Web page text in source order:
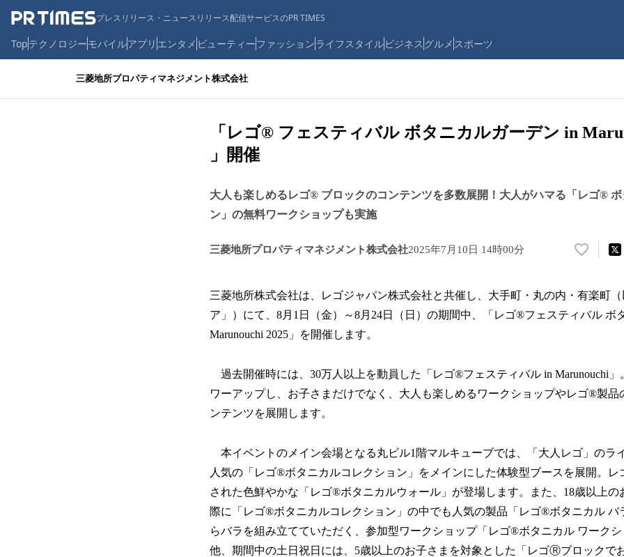
プレスリリース・ニュースリリース配信サービスのPR TIMES
Topテクノロジーモバイルアプリ エンタメ ビューティーファッションライフスタイルビジネス グルメ スポーツ
三菱地所プロパティマネジメント株式会社
「レゴ® フェスティバル ボタニカルガーデン in
」開催
大人も楽しめるレゴ® ブロックのコンテンツを多数展開！大人がハマる「レゴ®
ン」の無料ワークショップも実施
三菱地所プロパティマネジメント株式会社2025年7月10日 14時00分
い
！
数
込
み
三菱地所株式会社は、レゴジャパン株式会社と共催し、大手町・丸の内・有楽町
ア」）にて、8月1日（金）～8月24日（日）の期間中、「レゴ®フェスティバル ボ
Marunouchi 2025」を開催します。
過去開催時には、30万人以上を動員した「レゴ®フェスティバル in Marunouchi」
ワーアップし、お子さまだけでなく、大人も楽しめるワークショップやレゴ®製品
ンテンツを展開します。
本イベントのメイン会場となる丸ビル1階マルキューブでは、「大人レゴ」のラ
人気の「レゴ®ボタニカルコレクション」をメインにした体験型ブースを展開。
された色鮮やかな「レゴ®ボタニカルウォール」が登場します。また、18歳以上の
際に「レゴ®ボタニカルコレクション」の中でも人気の製品「レゴ®ボタニカル バ
らバラを組み立てていただく、参加型ワークショップ「レゴ®ボタニカル ワーク
他、期間中の土日祝日には、5歳以上のお子さまを対象とした「レゴⓇブロックで